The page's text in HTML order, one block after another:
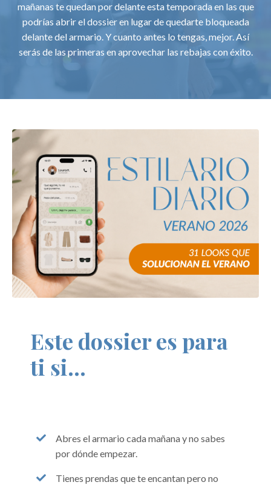
mañanas te quedan por delante esta temporada en las que
podrías abrir el dossier en lugar de quedarte bloqueada
delante del armario. Y cuanto antes lo tengas, mejor. Así
serás de las primeras en aprovechar las rebajas con éxito.
Este dossier es para
ti si...
Abres el armario cada mañana y no sabes
por dónde empezar.
Tienes prendas que te encantan pero no